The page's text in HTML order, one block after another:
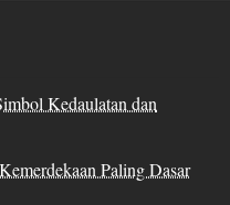
Kedaulatan dan
Paling Dasar